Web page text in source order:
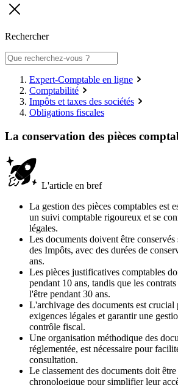
Rechercher
Expert-Comptable en ligne
Comptabilité
Impôts et taxes des sociétés
Obligations fiscales
La conservation des pièces
L'article en bref
La gestion des pièces comptables est
un suivi comptable rigoureux et se
légales.
Les documents doivent être
des Impôts, avec des durées de
ans.
Les pièces justificatives comptables
pendant 10 ans, tandis que les
l'être pendant 30 ans.
L'archivage des documents est crucial
exigences légales et garantir une
contrôle fiscal.
Une organisation méthodique des
réglementée, est nécessaire pour
consultation.
Le classement des documents doit
chronologique pour simplifier leur